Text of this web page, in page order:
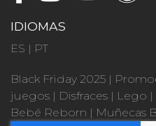
IDIOMAS
ES | PT
Black Friday 2025 |
juegos | Disfraces | Lego |
Bebé Reborn | Muñecas